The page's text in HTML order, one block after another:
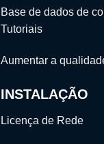
Base de dados de
Tutoriais
Aumentar a
INSTALAÇÃO
Licença de Rede